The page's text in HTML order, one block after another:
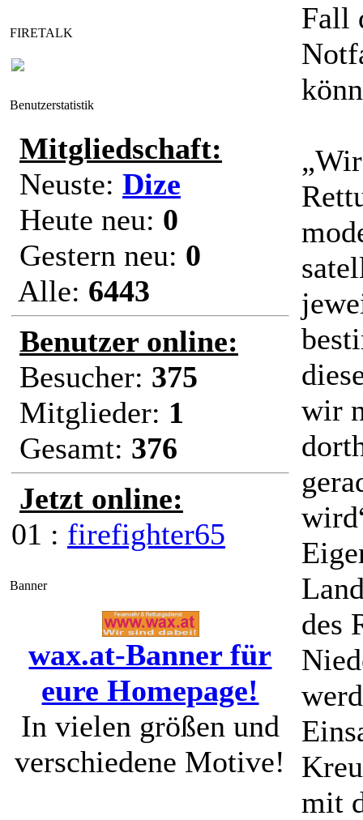
FIRETALK
Benutzerstatistik
Mitgliedschaft:
Neuste: Dize
Heute neu: 0
Gestern neu: 0
Alle: 6443
Benutzer online:
Besucher: 375
Mitglieder: 1
Gesamt: 376
Jetzt online:
01 : firefighter65
Banner
wax.at-Banner für
eure Homepage!
In vielen größen und
verschiedene Motive!
Fall
wir
des
mit